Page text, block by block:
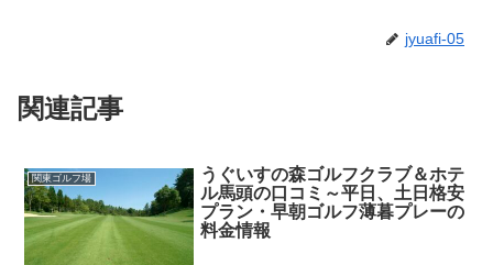
jyuafi-05
関連記事
関東ゴルフ場
うぐいすの森ゴルフクラブ＆ホテ
ル馬頭の口コミ～平日、土日格安
プラン・早朝ゴルフ薄暮プレーの
料金情報